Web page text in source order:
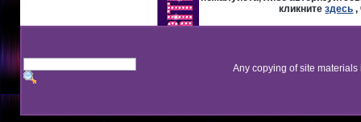
кликнитездесь ,
Any copying of site